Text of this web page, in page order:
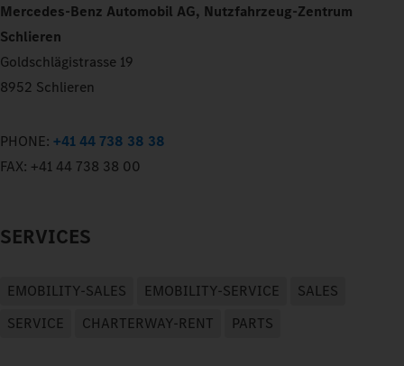
Mercedes-Benz Automobil AG, Nutzfahrzeug-Zentrum
Schlieren
Goldschlägistrasse 19
8952 Schlieren
PHONE: +41 44 738 38 38
FAX: +41 44 738 38 00
SERVICES
EMOBILITY-SALES EMOBILITY-SERVICE
SALES
SERVICE
CHARTERWAY-RENT PARTS